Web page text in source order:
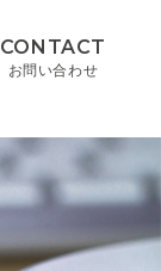
CONTACT
お問い合わせ